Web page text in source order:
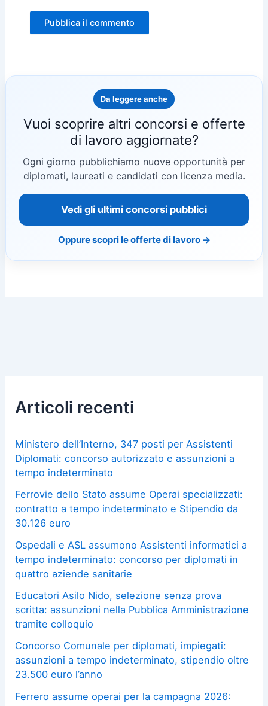
Da leggere anche
Vuoi scoprire altri concorsi e offerte
di lavoro aggiornate?
Ogni giorno pubblichiamo nuove opportunità per
diplomati, laureati e candidati con licenza media.
Vedi gli ultimi concorsi pubblici
Oppure scopri le offerte di lavoro →
Articoli recenti
Ministero dell’Interno, 347 posti per Assistenti
Diplomati: concorso autorizzato e assunzioni a
tempo indeterminato
Ferrovie dello Stato assume Operai specializzati:
contratto a tempo indeterminato e Stipendio da
30.126 euro
Ospedali e ASL assumono Assistenti informatici a
tempo indeterminato: concorso per diplomati in
quattro aziende sanitarie
Educatori Asilo Nido, selezione senza prova
scritta: assunzioni nella Pubblica Amministrazione
tramite colloquio
Concorso Comunale per diplomati, impiegati:
assunzioni a tempo indeterminato, stipendio oltre
23.500 euro l’anno
Ferrero assume operai per la campagna 2026: